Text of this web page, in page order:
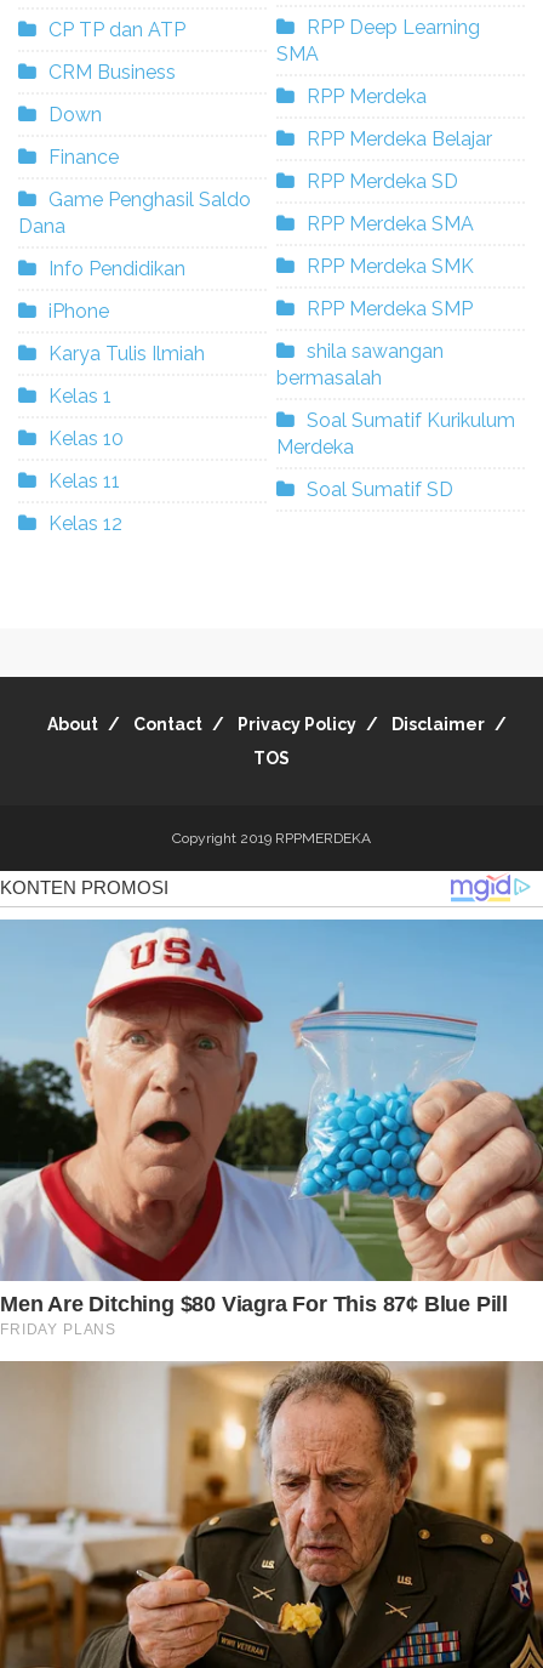
CP TP dan ATP
CRM Business
Down
Finance
Game Penghasil Saldo
Dana
Info Pendidikan
iPhone
Karya Tulis Ilmiah
Kelas 1
Kelas 10
Kelas 11
Kelas 12
RPP Deep Learning
SMA
RPP Merdeka
RPP Merdeka Belajar
RPP Merdeka SD
RPP Merdeka SMA
RPP Merdeka SMK
RPP Merdeka SMP
shila sawangan
bermasalah
Soal Sumatif Kurikulum
Merdeka
Soal Sumatif SD
About Contact Privacy Policy
Disclaimer
TOS
Copyright 2019 RPPMERDEKA